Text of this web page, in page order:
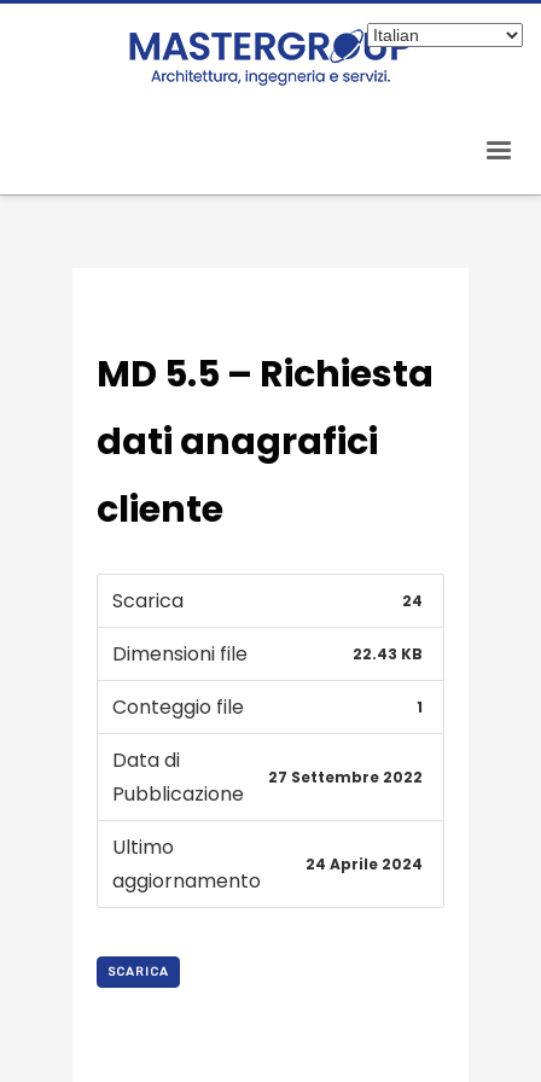
MD 5.5 – Richiesta
dati anagrafici
cliente
Scarica 24
Dimensioni file 22.43 KB
Conteggio file 1
Data di
Pubblicazione
27 Settembre 2022
Ultimo
aggiornamento
24 Aprile 2024
SCARICA